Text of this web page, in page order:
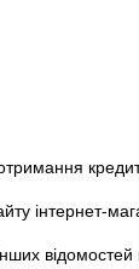
інтернет-
відомостей